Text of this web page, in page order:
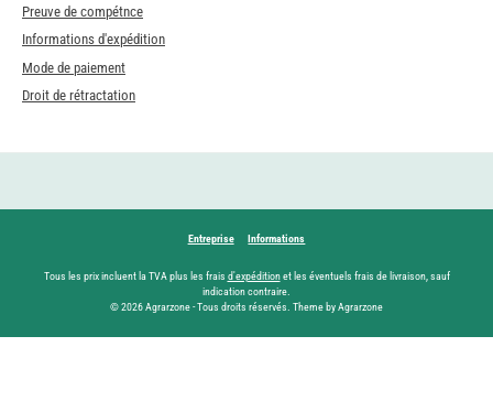
Preuve de compétnce
Informations d'expédition
Mode de paiement
Droit de rétractation
Entreprise Informations
Tous les prix incluent la TVA plus les frais d'expéditionet les éventuels frais de livraison, sauf
indication contraire.
© 2026 Agrarzone - Tous droits réservés. Theme by Agrarzone